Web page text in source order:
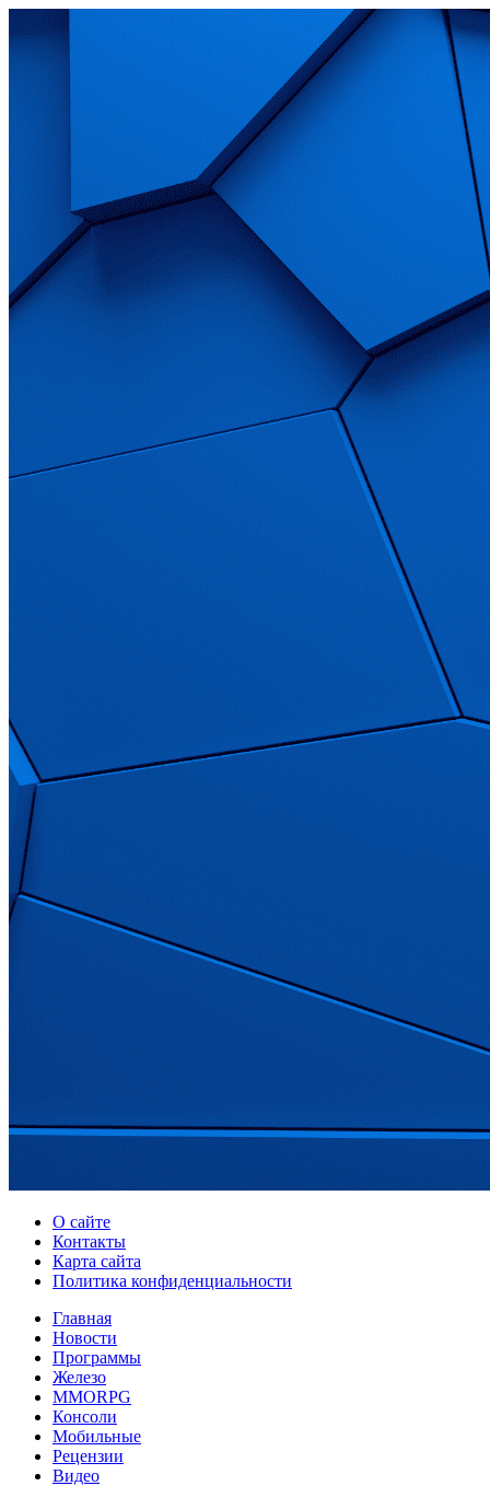
О сайте
Контакты
Карта сайта
Политика конфиденциальности
Главная
Новости
Программы
Железо
MMORPG
Консоли
Мобильные
Рецензии
Видео